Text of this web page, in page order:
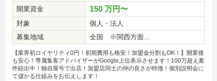
開業資金
150 万円〜
対象
個人・法人
募集地域
全国 ※関西方面...
【業界初ロイヤリティ0円！初期費用も格安！加盟金分割もOK！】開業後
も安心！専属集客アドバイザーがGoogle上位表示させます！100万超え案
件続出中！独自屋号で出店！加盟店同士の仲の良さが特徴！個別説明会に
て儲かる仕組みをお伝えします！